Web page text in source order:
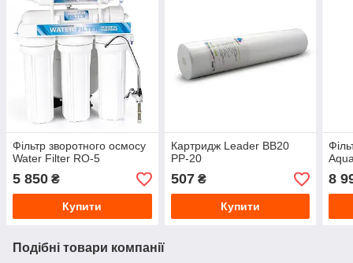
Фільтр зворотного осмосу
Water Filter RO-5
5 850 ₴
Купити
Картридж Leader ВВ20
PP-20
507₴
Купити
8
Подібні товари компанії